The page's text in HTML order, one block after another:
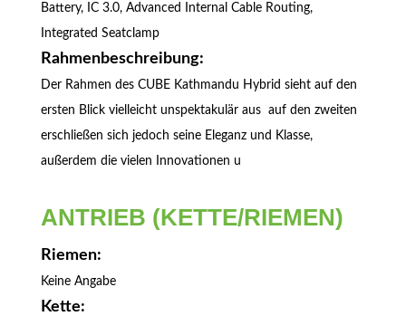
Battery, IC 3.0, Advanced Internal Cable Routing,
Integrated Seatclamp
Rahmenbeschreibung:
Der Rahmen des CUBE Kathmandu Hybrid sieht auf den
ersten Blick vielleicht unspektakulär aus  auf den zweiten
erschließen sich jedoch seine Eleganz und Klasse,
außerdem die vielen Innovationen u
ANTRIEB (KETTE/RIEMEN)
Riemen:
Keine Angabe
Kette: